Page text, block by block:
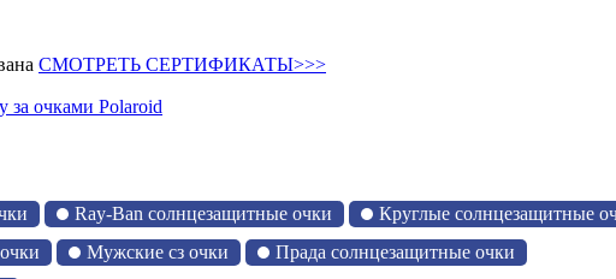
СМОТРЕТЬ СЕРТИФИКАТЫ>>>
за очками Polaroid
Ray-Ban солнцезащитные очки
Круглые солнцезащитные
Мужские сз очки
Прада солнцезащитные очки